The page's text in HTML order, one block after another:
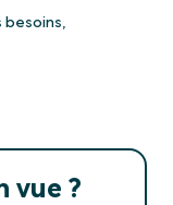
besoins,
vue ?